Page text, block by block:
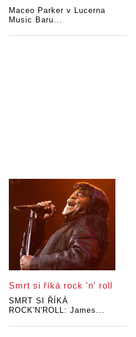
Maceo Parker v Lucerna
Music Baru...
Smrt si říká rock 'n' roll
SMRT SI ŘÍKÁ
ROCK'N'ROLL: James...